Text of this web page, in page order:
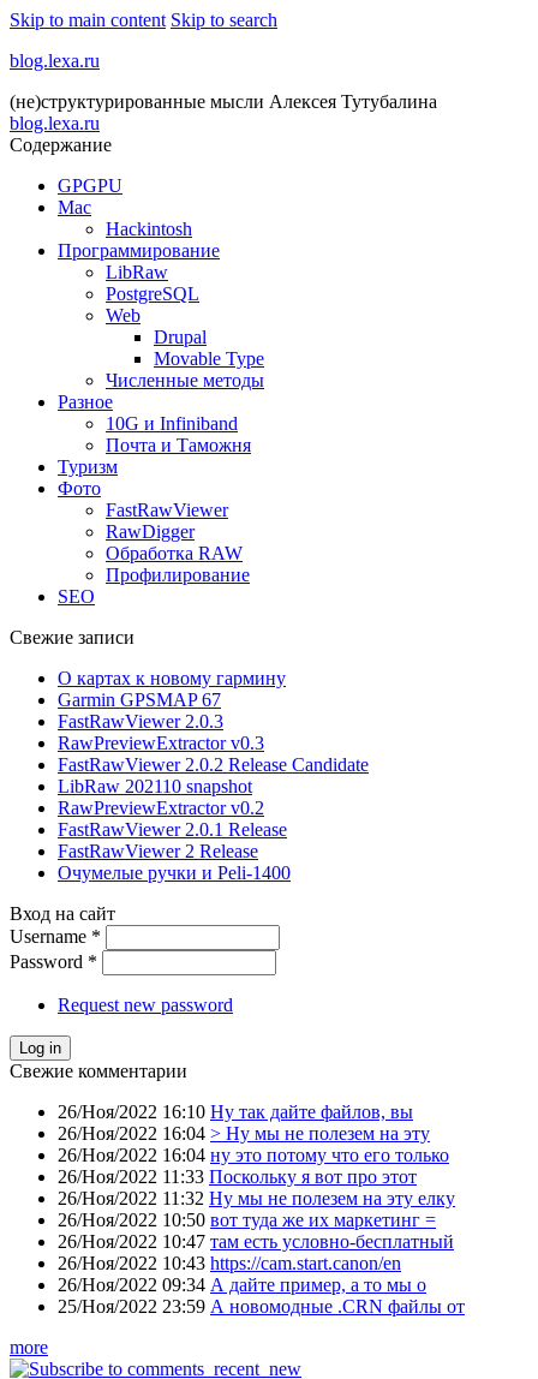
Skip to main content Skip to search
blog.lexa.ru
(не)структурированные мысли Алексея Тутубалина
blog.lexa.ru
Содержание
GPGPU
Mac
Hackintosh
Программирование
LibRaw
PostgreSQL
Web
Drupal
Movable Type
Численные методы
Разное
10G и Infiniband
Почта и Таможня
Туризм
Фото
FastRawViewer
RawDigger
Обработка RAW
Профилирование
SEO
Свежие записи
О картах к новому гармину
Garmin GPSMAP 67
FastRawViewer 2.0.3
RawPreviewExtractor v0.3
FastRawViewer 2.0.2 Release Candidate
LibRaw 202110 snapshot
RawPreviewExtractor v0.2
FastRawViewer 2.0.1 Release
FastRawViewer 2 Release
Очумелые ручки и Peli-1400
Вход на сайт
Username *
Password *
Request new password
Свежие комментарии
26/Ноя/2022 16:10 Ну так дайте файлов, вы
26/Ноя/2022 16:04 > Ну мы не полезем на эту
26/Ноя/2022 16:04 ну это потому что его только
26/Ноя/2022 11:33 Поскольку я вот про этот
26/Ноя/2022 11:32 Ну мы не полезем на эту елку
26/Ноя/2022 10:50 вот туда же их маркетинг =
26/Ноя/2022 10:47 там есть условно-бесплатный
26/Ноя/2022 10:43 https://cam.start.canon/en
26/Ноя/2022 09:34 А дайте пример, а то мы о
25/Ноя/2022 23:59 А новомодные .CRN файлы от
more